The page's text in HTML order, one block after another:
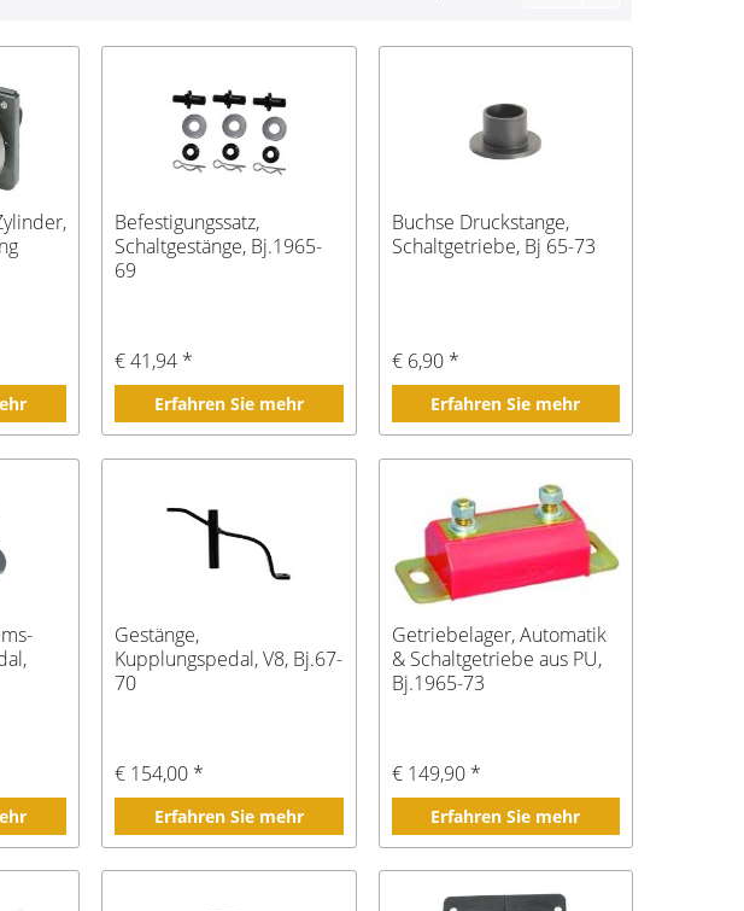
Befestigungssatz,
Schaltgestänge, Bj.1965-
69
€ 41,94 *
Erfahren Sie mehr
Buchse Druckstange,
Schaltgetriebe, Bj 65-73
€ 6,90 *
Erfahren Sie mehr
Gestänge,
Kupplungspedal, V8, Bj.67-
70
€ 154,00 *
Erfahren Sie mehr
Getriebelager, Automatik
& Schaltgetriebe aus PU,
Bj.1965-73
€ 149,90 *
Erfahren Sie mehr